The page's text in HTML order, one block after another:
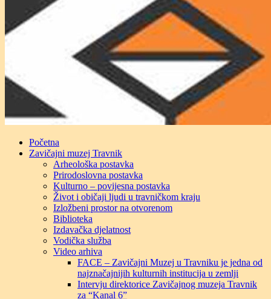
Početna
Zavičajni muzej Travnik
Arheološka postavka
Prirodoslovna postavka
Kulturno – povijesna postavka
Život i običaji ljudi u travničkom kraju
Izložbeni prostor na otvorenom
Biblioteka
Izdavačka djelatnost
Vodička služba
Video arhiva
FACE – Zavičajni Muzej u Travniku je jedna od
najznačajnijih kulturnih institucija u zemlji
Intervju direktorice Zavičajnog muzeja Travnik
za “Kanal 6”